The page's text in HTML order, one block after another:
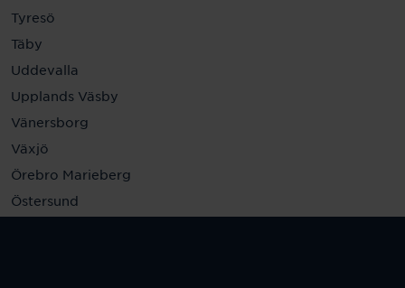
Tyresö
Täby
Uddevalla
Upplands Väsby
Vänersborg
Växjö
Örebro Marieberg
Östersund